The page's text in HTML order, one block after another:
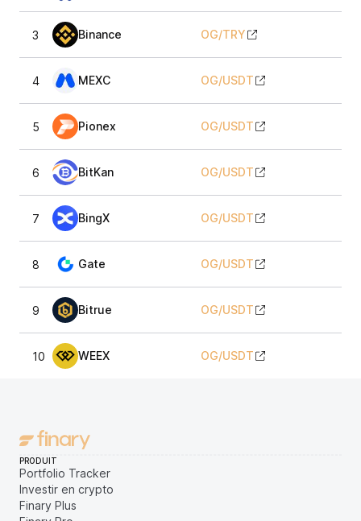
3 Binance OG/TRY
4 MEXC OG/USDT
5 Pionex OG/USDT
6 BitKan OG/USDT
7 BingX OG/USDT
8 Gate OG/USDT
9 Bitrue OG/USDT
10 WEEX OG/USDT
PRODUIT
Portfolio Tracker
Investir en crypto
Finary Plus